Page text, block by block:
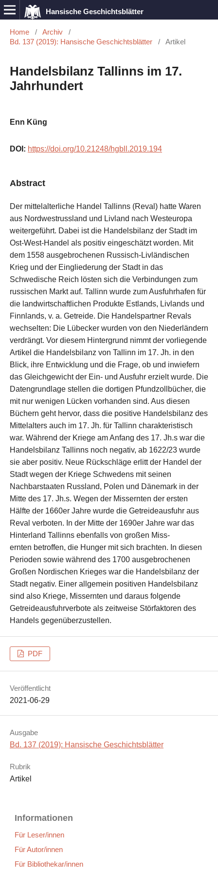
Hansische Geschichtsblätter
Home / Archiv
/
Bd. 137 (2019): Hansische Geschichtsblätter
/ Artikel
Handelsbilanz Tallinns im 17.
Jahrhundert
Enn Küng
DOI: https://doi.org/10.21248/hgbll.2019.194
Abstract
Der mittelalterliche Handel Tallinns (Reval) hatte Waren
aus Nordwestrussland und Livland nach Westeuropa
weitergeführt. Dabei ist die Handelsbilanz der Stadt im
Ost-West-Handel als positiv eingeschätzt worden. Mit
dem 1558 ausgebrochenen Russisch-Livländischen
Krieg und der Eingliederung der Stadt in das
Schwedische Reich lösten sich die Verbindungen zum
russischen Markt auf. Tallinn wurde zum Ausfuhrhafen für
die landwirtschaftlichen Produkte Estlands, Livlands und
Finnlands, v. a. Getreide. Die Handelspartner Revals
wechselten: Die Lübecker wurden von den Niederländern
verdrängt. Vor diesem Hintergrund nimmt der vorliegende
Artikel die Handelsbilanz von Tallinn im 17. Jh. in den
Blick, ihre Entwicklung und die Frage, ob und inwiefern
das Gleichgewicht der Ein- und Ausfuhr erzielt wurde. Die
Datengrundlage stellen die dortigen Pfundzollbücher, die
mit nur wenigen Lücken vorhanden sind. Aus diesen
Büchern geht hervor, dass die positive Handelsbilanz des
Mittelalters auch im 17. Jh. für Tallinn charakteristisch
war. Während der Kriege am Anfang des 17. Jh.s war die
Handelsbilanz Tallinns noch negativ, ab 1622/23 wurde
sie aber positiv. Neue Rückschläge erlitt der Handel der
Stadt wegen der Kriege Schwedens mit seinen
Nachbarstaaten Russland, Polen und Dänemark in der
Mitte des 17. Jh.s. Wegen der Missernten der ersten
Hälfte der 1660er Jahre wurde die Getreideausfuhr aus
Reval verboten. In der Mitte der 1690er Jahre war das
Hinterland Tallinns ebenfalls von großen Miss-
ernten betroffen, die Hunger mit sich brachten. In diesen
Perioden sowie während des 1700 ausgebrochenen
Großen Nordischen Krieges war die Handelsbilanz der
Stadt negativ. Einer allgemein positiven Handelsbilanz
sind also Kriege, Missernten und daraus folgende
Getreideausfuhrverbote als zeitweise Störfaktoren des
Handels gegenüberzustellen.
PDF
Veröffentlicht
2021-06-29
Ausgabe
Bd. 137 (2019): Hansische Geschichtsblätter
Rubrik
Artikel
Informationen
Für Leser/innen
Für Autor/innen
Für Bibliothekar/innen